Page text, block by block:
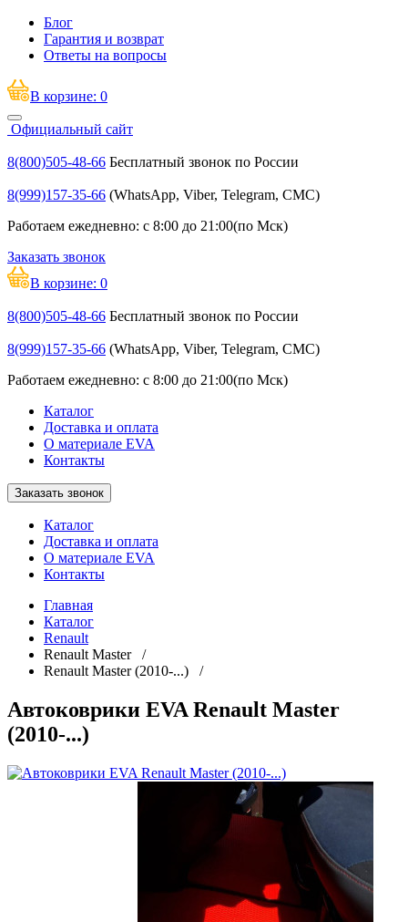
Блог
Гарантия и возврат
Ответы на вопросы
В корзине: 0
Официальный сайт
8(800)505-48-66 Бесплатный звонок по России
8(999)157-35-66 (WhatsApp, Viber, Telegram, СМС)
Работаем ежедневно: с 8:00 до 21:00(по Мск)
Заказать звонок
В корзине: 0
8(800)505-48-66 Бесплатный звонок по России
8(999)157-35-66 (WhatsApp, Viber, Telegram, СМС)
Работаем ежедневно: с 8:00 до 21:00(по Мск)
Каталог
Доставка и оплата
О материале EVA
Контакты
Заказать звонок
Каталог
Доставка и оплата
О материале EVA
Контакты
Главная
Каталог
Renault
Renault Master /
Renault Master (2010-...) /
Автоковрики EVA Renault Master
(2010-...)